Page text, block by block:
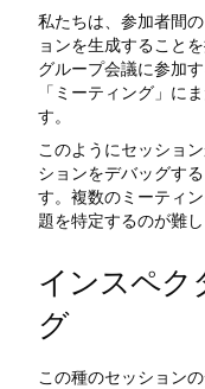
私たちは、参加者間
ョンを生成すること
グループ会議に参加
「ミーティング」に
す。
このようにセッショ
ションをデバッグす
す。複数のミーティ
題を特定するのが難し
インスペク
グ
この種のセッション